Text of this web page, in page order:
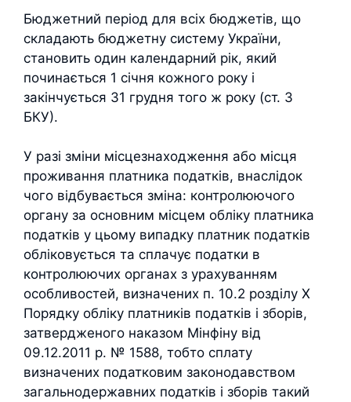
Бюджетний період для всіх бюджетів, що
складають бюджетну систему України,
становить один календарний рік, який
починається 1 січня кожного року і
закінчується 31 грудня того ж року (ст. 3
БКУ).
У разі зміни місцезнаходження або місця
проживання платника податків, внаслідок
чого відбувається зміна: контролюючого
органу за основним місцем обліку платника
податків у цьому випадку платник податків
обліковується та сплачує податки в
контролюючих органах з урахуванням
особливостей, визначених п. 10.2 розділу Х
Порядку обліку платників податків і зборів,
затвердженого наказом Мінфіну від
09.12.2011 р. № 1588, тобто сплату
визначених податковим законодавством
загальнодержавних податків і зборів такий